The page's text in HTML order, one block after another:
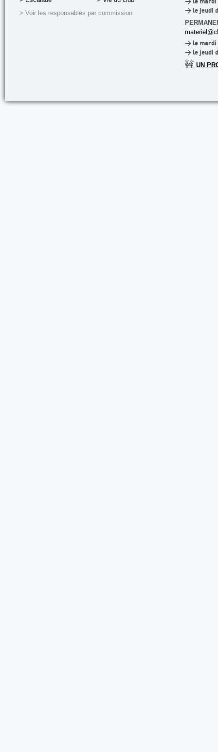
> Voir les responsables par commission
> le mardi
> le jeudi
> le mardi
> le jeudi
🚧 UN